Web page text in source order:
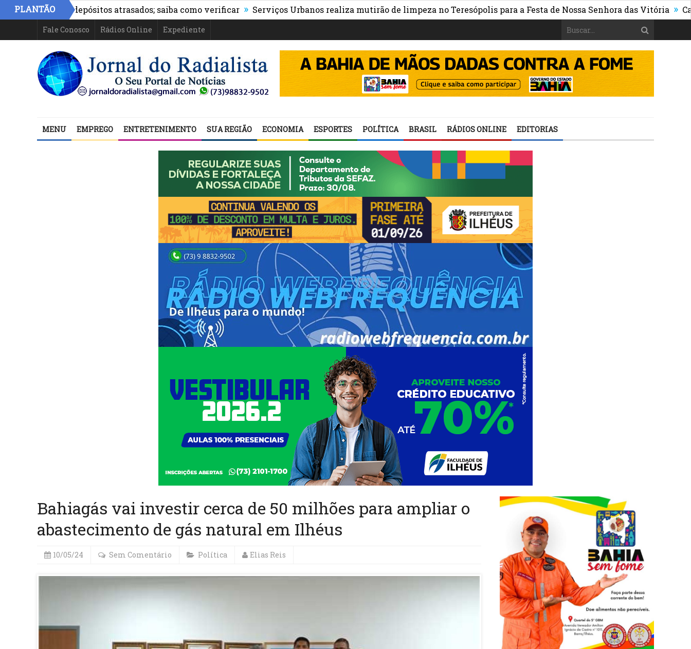
PLANTÃO
com depósitos atrasados; saiba como verificar » Serviços Urbanos realiza mutirão de limpeza no Teresópolis para a Festa de Nossa Senhora das Vitória » Cata-
Fale Conosco Rádios Online Expediente
MENU EMPREGO ENTRETENIMENTO SUA REGIÃO ECONOMIA ESPORTES POLÍTICA BRASIL RÁDIOS ONLINE EDITORIAS
Bahiagás vai investir cerca de 50 milhões para ampliar o
abastecimento de gás natural em Ilhéus
10/05/24 Sem Comentário Política Elias Reis